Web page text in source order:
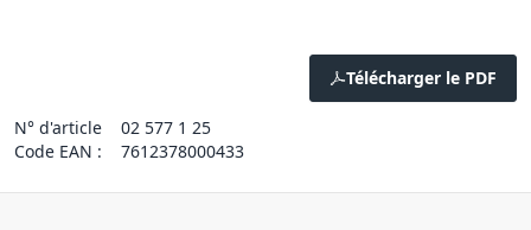
Télécharger le PDF
N° d'article
02 577 1 25
Code EAN :
7612378000433